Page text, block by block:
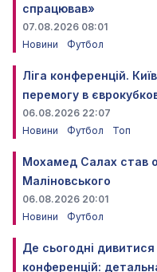
спрацював»
07.08.2026 08:01
Новини
Футбол
Ліга конференцій.
перемогу в
06.08.2026 22:07
Новини
Футбол Топ
Мохамед Салах став
Маліновського
06.08.2026 20:01
Новини
Футбол
Де сьогодні
конференцій: